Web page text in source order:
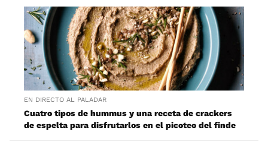
EN DIRECTO AL PALADAR
Cuatro tipos de hummus y una receta de crackers
de espelta para disfrutarlos en el picoteo del finde